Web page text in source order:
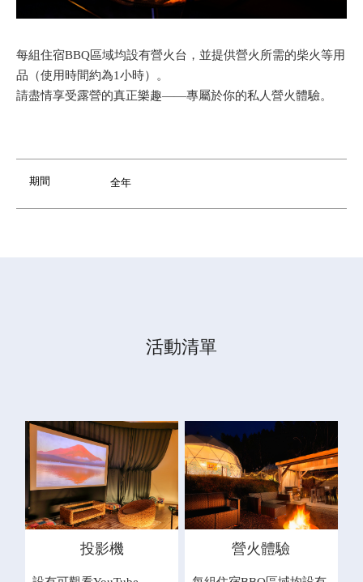
每組住宿BBQ區域均設有營火台，並提供營火所需的柴火等用
品（使用時間約為1小時）。
請盡情享受露營的真正樂趣——專屬於你的私人營火體驗。
期間 全年
活動清單
投影機 營火體驗